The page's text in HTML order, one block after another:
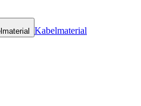
Kabelmaterial